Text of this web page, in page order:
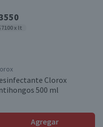
x lt
Clorox
500 ml
Agregar